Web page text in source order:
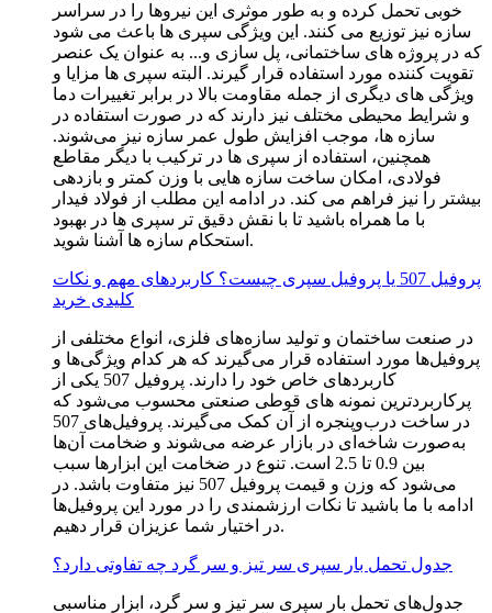
خوبی تحمل کرده و به‌ طور موثری این نیروها را در سراسر
سازه نیز توزیع می ‌کنند. این ویژگی سپری ها باعث می ‌شود
که در پروژه ‌های ساختمانی، پل‌ سازی و... به عنوان یک عنصر
تقویت ‌کننده مورد استفاده قرار گیرند. البته سپری ها مزایا و
ویژگی های دیگری از جمله مقاومت بالا در برابر تغییرات دما
و شرایط محیطی مختلف نیز دارند که در صورت استفاده در
سازه ها، موجب افزایش طول عمر سازه نیز می‌شوند.
همچنین، استفاده از سپری ‌ها در ترکیب با دیگر مقاطع
فولادی، امکان ساخت سازه‌ هایی با وزن کمتر و بازدهی
بیشتر را نیز فراهم می ‌کند. در ادامه این مطلب از فولاد فیدار
با ما همراه باشید تا با نقش دقیق ‌تر سپری ‌ها در بهبود
استحکام سازه‌ ها آشنا شوید.
پروفیل 507 یا پروفیل سپری چیست؟ کاربردهای مهم و نکات
کلیدی خرید
در صنعت ساختمان و تولید سازه‌های فلزی، انواع مختلفی از
پروفیل‌ها مورد استفاده قرار می‌گیرند که هر کدام ویژگی‌ها و
کاربردهای خاص خود را دارند. پروفیل 507 یکی از
پرکاربردترین نمونه های قوطی صنعتی محسوب می‌شود که
در ساخت درب‌وپنجره از آن کمک می‌گیرند. پروفیل‌های 507
به‌صورت شاخه‌ای در بازار عرضه می‌شوند و ضخامت آن‌ها
بین 0.9 تا 2.5 است. تنوع در ضخامت این ابزارها سبب
می‌شود که وزن و قیمت پروفیل 507 نیز متفاوت باشد. در
ادامه با ما باشید تا نکات ارزشمندی را در مورد این پروفیل‌ها
در اختیار شما عزیزان قرار دهیم.
جدول تحمل بار سپری سر تیز و سر گرد چه تفاوتی دارد؟
جدول‌های تحمل بار سپری سر تیز و سر گرد، ابزار مناسبی